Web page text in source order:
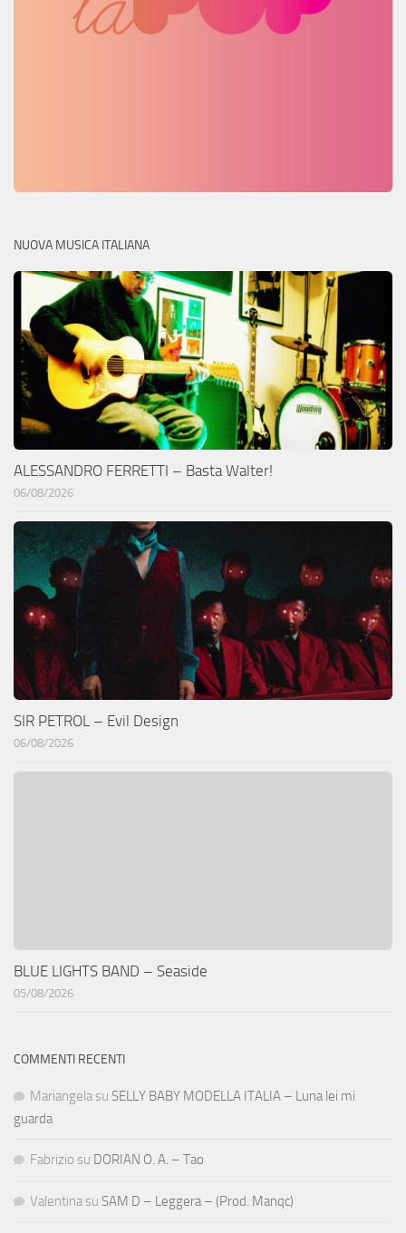
NUOVA MUSICA ITALIANA
ALESSANDRO FERRETTI – Basta Walter!
06/08/2026
SIR PETROL – Evil Design
06/08/2026
BLUE LIGHTS BAND – Seaside
05/08/2026
COMMENTI RECENTI
Mariangela su SELLY BABY MODELLA ITALIA – Luna lei mi
guarda
Fabrizio su DORIAN O. A. – Tao
Valentina su SAM D – Leggera – (Prod. Manqc)